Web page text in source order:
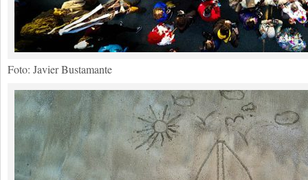
Foto: Javier Bustamante